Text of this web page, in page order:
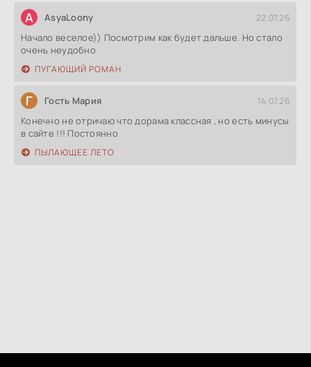
A AsyaLoony 22.07.26
Начало веселое)) Посмотрим как будет дальше. Но стало
очень неудобно
ПУГАЮЩИЙ РОМАН
Г Гость Мария 14.07.26
Конечно не отричаю что дорама классная , но есть минусы
в сайте !!! Постоянно
ПЫЛАЮЩЕЕ ЛЕТО